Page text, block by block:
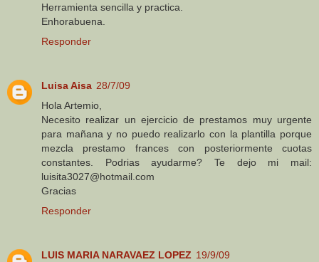
Herramienta sencilla y practica.
Enhorabuena.
Responder
Luisa Aisa 28/7/09
Hola Artemio,
Necesito realizar un ejercicio de prestamos muy urgente
para mañana y no puedo realizarlo con la plantilla porque
mezcla prestamo frances con posteriormente cuotas
constantes. Podrias ayudarme? Te dejo mi mail:
luisita3027@hotmail.com
Gracias
Responder
LUIS MARIA NARAVAEZ LOPEZ 19/9/09